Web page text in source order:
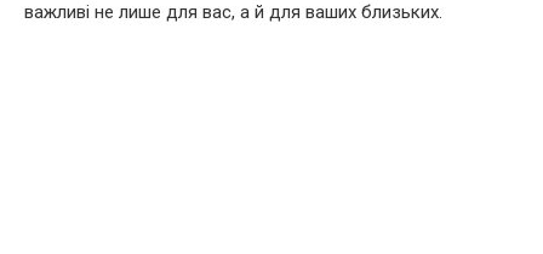
важливі не лише для вас, а й для ваших близьких.